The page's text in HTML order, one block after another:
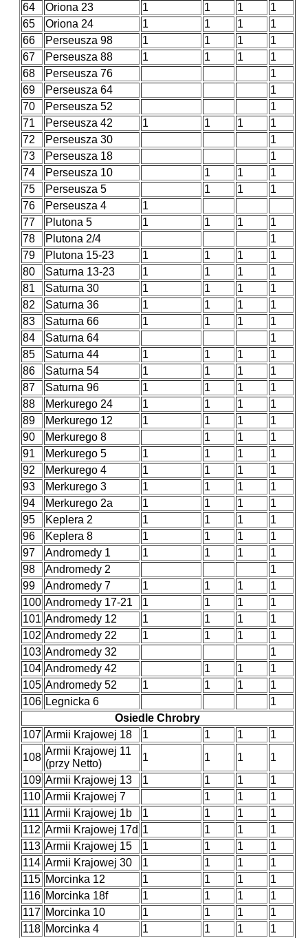
64
Oriona 23 1 1 1
1
65
Oriona 24 1 1 1
1
66
Perseusza 98 1 1 1
1
67
Perseusza 88 1 1 1
1
68
Perseusza 76
1
69
Perseusza 64
1
70
Perseusza 52
1
71
Perseusza 42 1 1 1
1
72
Perseusza 30
1
73
Perseusza 18
1
74
Perseusza 10 1 1
1
75
Perseusza 5 1 1
1
76
Perseusza 4
1
77
Plutona 5 1 1 1
1
78
Plutona 2/4
1
79
Plutona 15-23 1 1 1
1
80
Saturna 13-23 1 1 1
1
81
Saturna 30 1 1 1
1
82
Saturna 36 1 1 1
1
83
Saturna 66 1 1 1
1
84
Saturna 64
1
85
Saturna 44 1 1 1
1
86
Saturna 54 1 1 1
1
87
Saturna 96 1 1 1
1
88
Merkurego 24 1 1 1
1
89
Merkurego 12 1 1 1
1
90
Merkurego 8 1 1
1
91
Merkurego 5 1 1 1
1
92
Merkurego 4 1 1 1
1
93
Merkurego 3 1 1 1
1
94
Merkurego 2a 1 1 1
1
95
Keplera 2 1 1 1
1
96
Keplera 8 1 1 1
1
97
Andromedy 1 1 1 1
1
98
Andromedy 2
1
99
Andromedy 7 1 1 1
1
100 Andromedy 17-21 1 1 1
1
101 Andromedy 12 1 1 1
1
102 Andromedy 22 1 1 1
1
103 Andromedy 32
1
104 Andromedy 42 1 1
1
105 Andromedy 52 1 1 1
1
106 Legnicka 6
1
Osiedle Chrobry
107 Armii Krajowej 18 1 1 1
1
108
Armii Krajowej 11
(przy Netto)
1 1 1
1
109 Armii Krajowej 13 1 1 1
1
110 Armii Krajowej 7 1 1
1
111 Armii Krajowej 1b 1 1 1
1
112 Armii Krajowej 17d 1 1 1
1
113 Armii Krajowej 15 1 1 1
1
114 Armii Krajowej 30 1 1 1
1
115 Morcinka 12 1 1 1
1
116 Morcinka 18f 1 1 1
1
117 Morcinka 10 1 1 1
1
118 Morcinka 4 1 1 1
1